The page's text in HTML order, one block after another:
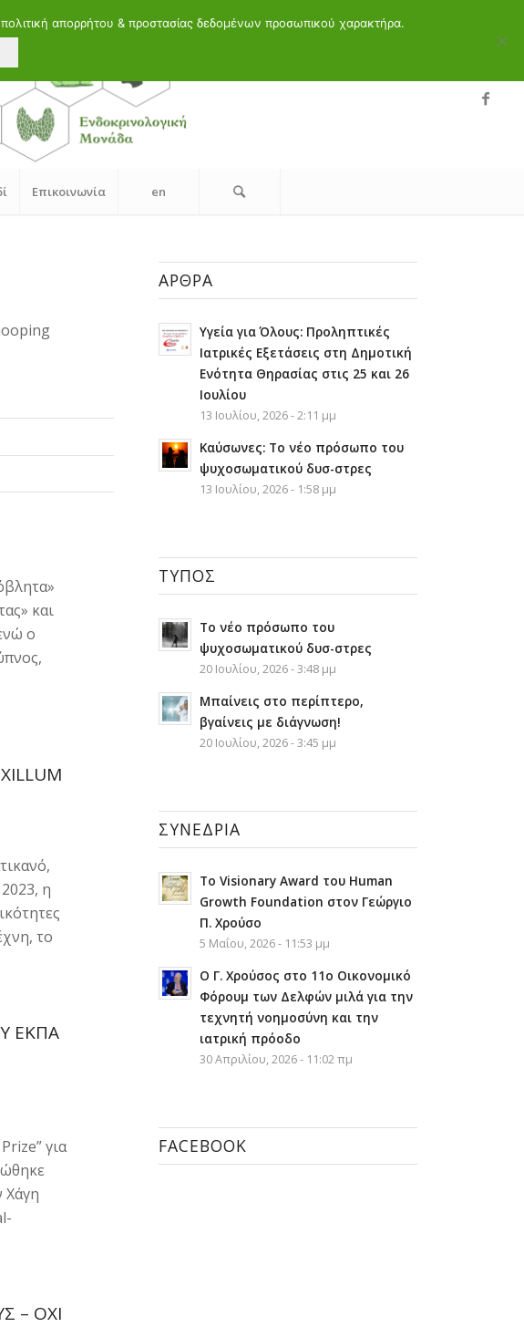
Επικοινωνία en
και
ο
η
το
ΕΚΠΑ
για
Χάγη
– ΌΧΙ
ΆΡΘΡΑ
Υγεία για Όλους: Προληπτικές
Ιατρικές Εξετάσεις στη Δημοτική
Ενότητα Θηρασίας στις 25 και 26
Ιουλίου
13 Ιουλίου, 2026 - 2:11 μμ
Καύσωνες: Το νέο πρόσωπο του
ψυχοσωματικού δυσ-στρες
13 Ιουλίου, 2026 - 1:58 μμ
ΤΎΠΟΣ
Το νέο πρόσωπο του
ψυχοσωματικού δυσ-στρες
20 Ιουλίου, 2026 - 3:48 μμ
Μπαίνεις στο περίπτερο,
βγαίνεις με διάγνωση!
20 Ιουλίου, 2026 - 3:45 μμ
ΣΥΝΈΔΡΙΑ
Το Visionary Award του Human
Growth Foundation στον Γεώργιο
Π. Χρούσο
5 Μαΐου, 2026 - 11:53 μμ
Ο Γ. Χρούσος στο 11ο Οικονομικό
Φόρουμ των Δελφών μιλά για την
τεχνητή νοημοσύνη και την
ιατρική πρόοδο
30 Απριλίου, 2026 - 11:02 πμ
FACEBOOK
απορρήτου & προστασίας δεδομένων προσωπικού χαρακτήρα.